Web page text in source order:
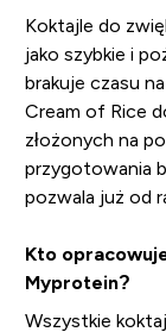
Koktajle do
jako szybkie i
brakuje czasu
Cream of Rice
złożonych na
przygotowania
pozwala już od
Kto
Myprotein?
Wszystkie